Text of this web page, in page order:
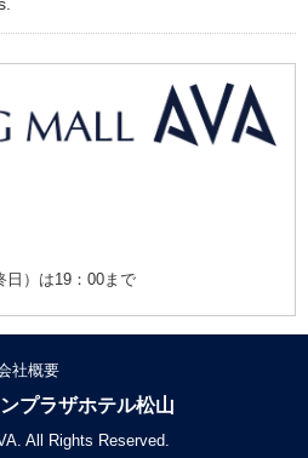
）は19：00まで
社概要
プラザホテル松山
All Rights Reserved.